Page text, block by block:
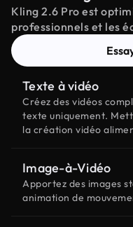
Kling 2.6 Pro est
professionnels et les
Texte à vidéo
Créez des vidéos
texte uniquement.
la création vidéo
Image-à-Vidéo
Apportez des images
animation de